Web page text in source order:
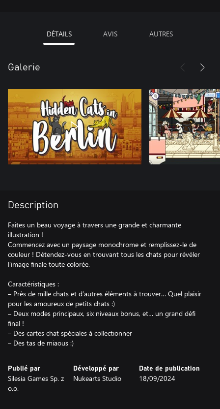
DÉTAILS AVIS AUTRES
Galerie
Description
Faites un beau voyage à travers une grande et charmante
illustration !
Commencez avec un paysage monochrome et remplissez-le de
couleur ! Détendez-vous en trouvant tous les chats pour révéler
l’image finale toute colorée.
Caractéristiques :
– Près de mille chats et d’autres éléments à trouver… Quel plaisir
pour les amoureux de petits chats :)
– Deux modes principaux, six niveaux bonus, et… un grand défi
final !
– Des cartes chat spéciales à collectionner
– Des tas de miaous :)
Publié par
Silesia Games Sp. z
o.o.
Développé par
Nukearts Studio
Date de publication
18/09/2024